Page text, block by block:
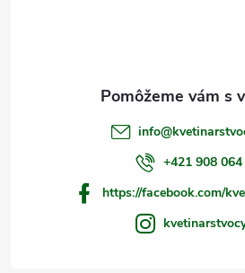
info@
+421 908
https://facebook.com/